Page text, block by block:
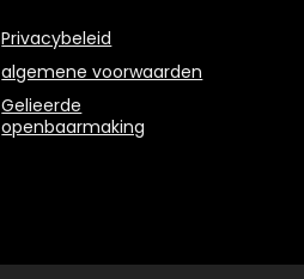
Privacybeleid
algemene voorwaarden
Gelieerde
openbaarmaking